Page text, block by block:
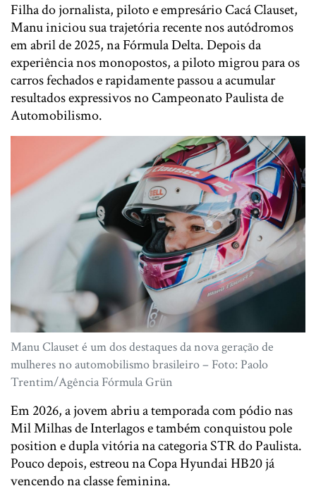
Filha do jornalista, piloto e empresário Cacá Clauset,
Manu iniciou sua trajetória recente nos autódromos
em abril de 2025, na Fórmula Delta. Depois da
experiência nos monopostos, a piloto migrou para os
carros fechados e rapidamente passou a acumular
resultados expressivos no Campeonato Paulista de
Automobilismo.
Manu Clauset é um dos destaques da nova geração de
mulheres no automobilismo brasileiro – Foto: Paolo
Trentim/Agência Fórmula Grün
Em 2026, a jovem abriu a temporada com pódio nas
Mil Milhas de Interlagos e também conquistou pole
position e dupla vitória na categoria STR do Paulista.
Pouco depois, estreou na Copa Hyundai HB20 já
vencendo na classe feminina.